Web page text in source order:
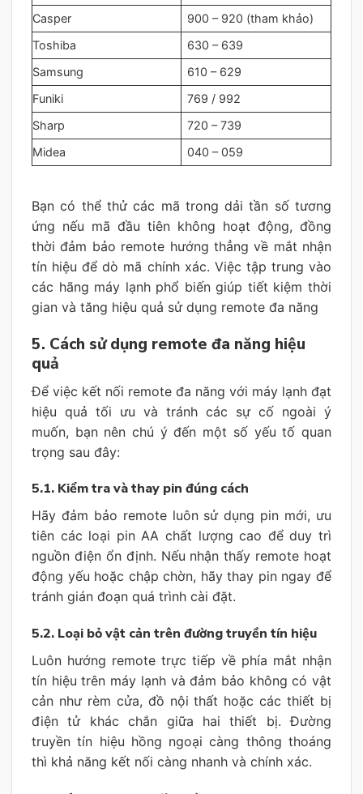
Casper
900 – 920 (tham khảo)
Toshiba
630 – 639
Samsung
610 – 629
Funiki
769 / 992
Sharp
720 – 739
Midea
040 – 059
Bạn có thể thử các mã trong dải tần số tương
ứng nếu mã đầu tiên không hoạt động, đồng
thời đảm bảo remote hướng thẳng về mắt nhận
tín hiệu để dò mã chính xác. Việc tập trung vào
các hãng máy lạnh phổ biến giúp tiết kiệm thời
gian và tăng hiệu quả sử dụng remote đa năng
5. Cách sử dụng remote đa năng hiệu
quả
Để việc kết nối remote đa năng với máy lạnh đạt
hiệu quả tối ưu và tránh các sự cố ngoài ý
muốn, bạn nên chú ý đến một số yếu tố quan
trọng sau đây:
5.1. Kiểm tra và thay pin đúng cách
Hãy đảm bảo remote luôn sử dụng pin mới, ưu
tiên các loại pin AA chất lượng cao để duy trì
nguồn điện ổn định. Nếu nhận thấy remote hoạt
động yếu hoặc chập chờn, hãy thay pin ngay để
tránh gián đoạn quá trình cài đặt.
5.2. Loại bỏ vật cản trên đường truyền tín hiệu
Luôn hướng remote trực tiếp về phía mắt nhận
tín hiệu trên máy lạnh và đảm bảo không có vật
cản như rèm cửa, đồ nội thất hoặc các thiết bị
điện tử khác chắn giữa hai thiết bị. Đường
truyền tín hiệu hồng ngoại càng thông thoáng
thì khả năng kết nối càng nhanh và chính xác.